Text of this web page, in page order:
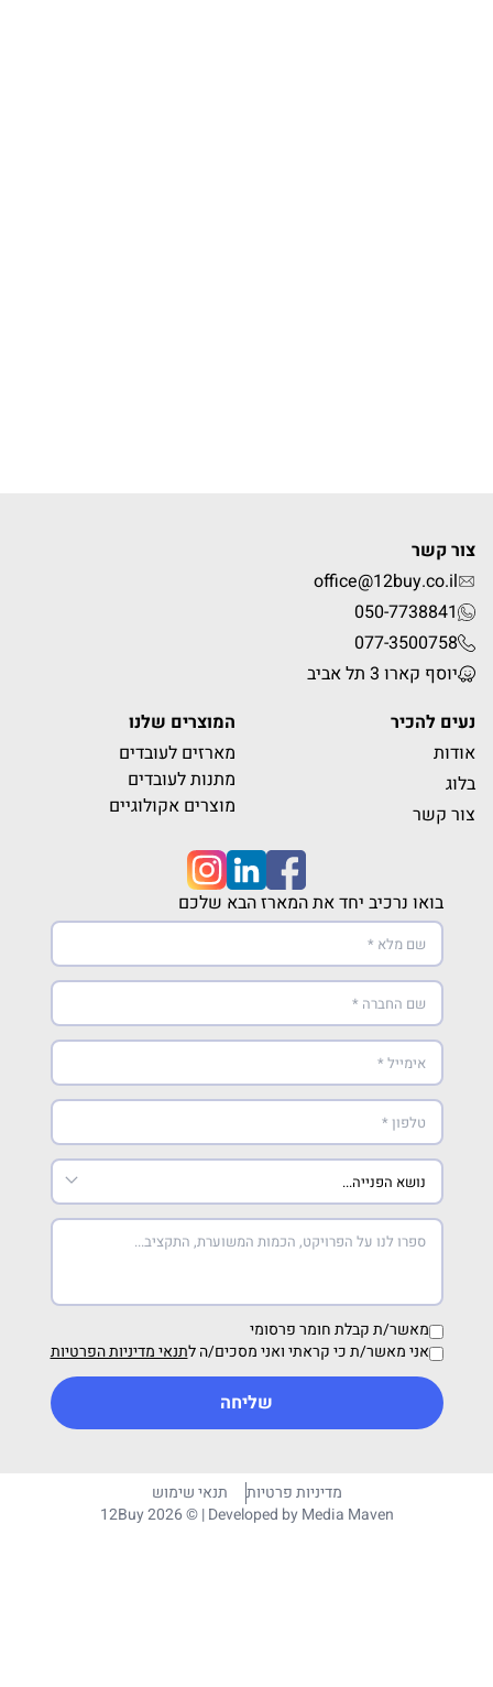
צור קשר
office@12buy.co.il
050-7738841
077-3500758
יוסף קארו 3 תל אביב
נעים להכיר
אודות
בלוג
צור קשר
המוצרים שלנו
מארזים לעובדים
מתנות לעובדים
מוצרים אקולוגיים
בואו נרכיב יחד את המארז הבא שלכם
מאשר/ת קבלת חומר פרסומי
אני מאשר/ת כי קראתי ואני מסכים/ה לתנאי מדיניות הפרטיות
שליחה
מדיניות פרטיות
תנאי שימוש
12Buy 2026 © | Developed byMedia Maven